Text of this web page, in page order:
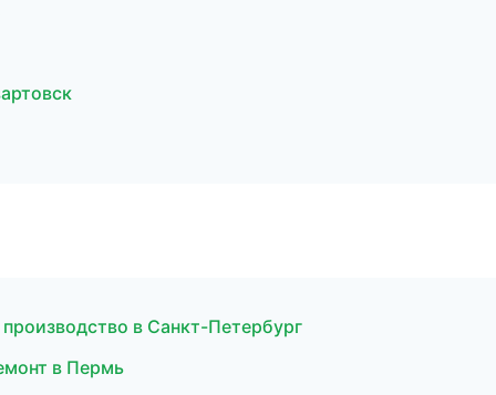
в Санкт-Петербург
в Пермь